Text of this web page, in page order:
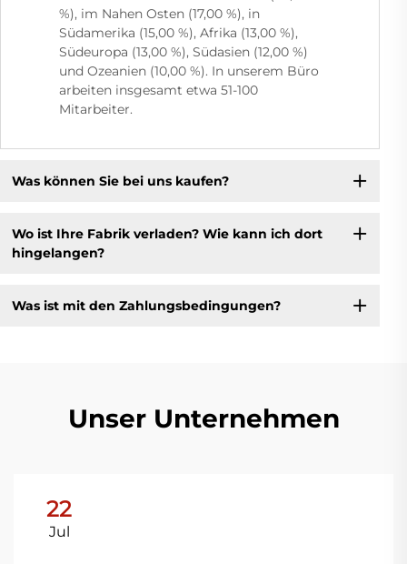
%), im Nahen Osten (17,00 %), in
Südamerika (15,00 %), Afrika (13,00 %),
Südeuropa (13,00 %), Südasien (12,00 %)
und Ozeanien (10,00 %). In unserem Büro
arbeiten insgesamt etwa 51-100
Mitarbeiter.
Was können Sie bei uns kaufen?
Wo ist Ihre Fabrik verladen? Wie kann ich dort
hingelangen?
Was ist mit den Zahlungsbedingungen?
Unser Unternehmen
22
Jul